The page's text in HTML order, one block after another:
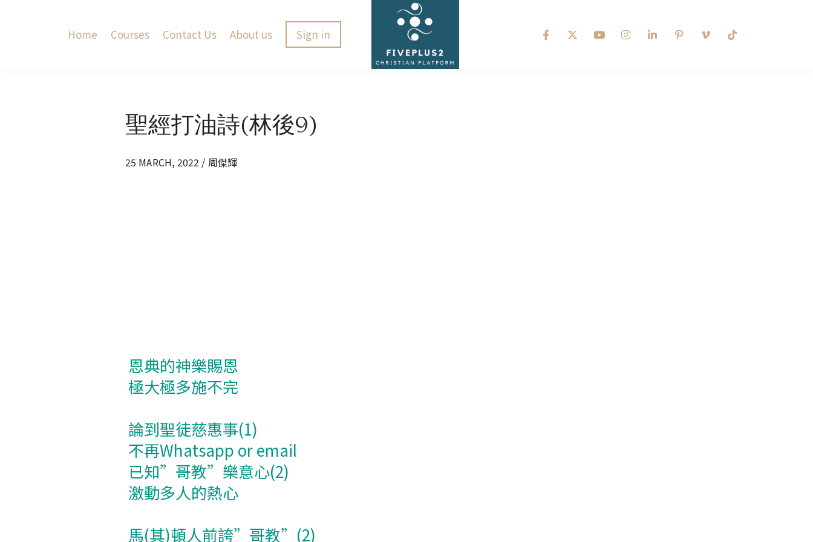
Home Courses Contact Us About us Sign in
聖經打油詩(林後9)
25 MARCH, 2022 / 周傑輝
恩典的神樂賜恩
極大極多施不完
論到聖徒慈惠事(1)
不再Whatsapp or email
已知”哥教”樂意心(2)
激動多人的熱心
馬(其)頓人前誇”哥教”(2)